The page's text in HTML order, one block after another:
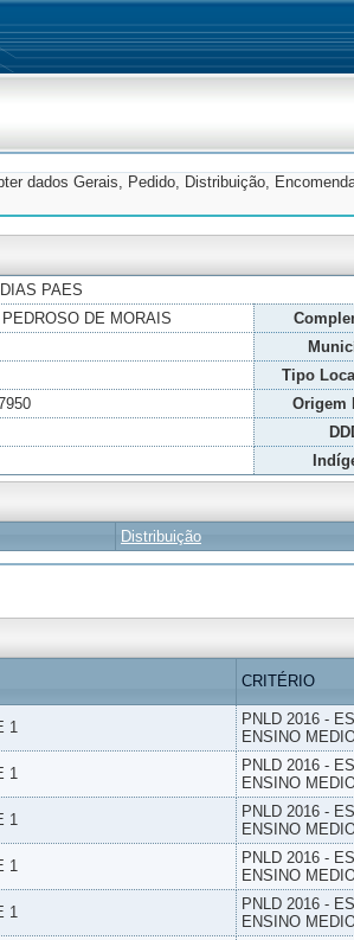
dados Gerais, Pedido, Distribuição,
PAES
DE MORAIS
Tipo
Origem
Distribuição
CRITÉRIO
1
PNLD 2016 -
ENSINO
1
PNLD 2016 -
ENSINO
1
PNLD 2016 -
ENSINO
1
PNLD 2016 -
ENSINO
1
PNLD 2016 -
ENSINO